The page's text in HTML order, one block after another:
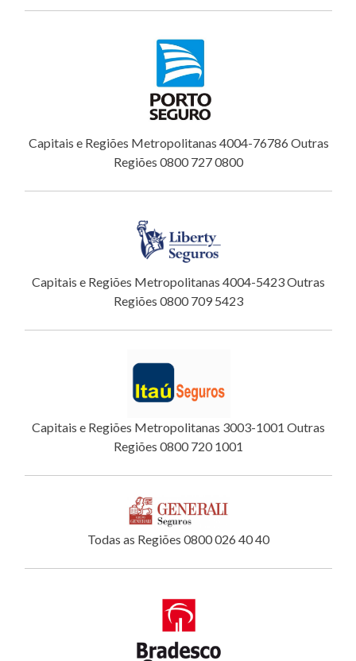
Capitais e Regiões Metropolitanas 4004-76786 Outras
Regiões 0800 727 0800
Capitais e Regiões Metropolitanas 4004-5423 Outras
Regiões 0800 709 5423
Capitais e Regiões Metropolitanas 3003-1001 Outras
Regiões 0800 720 1001
Todas as Regiões 0800 026 40 40